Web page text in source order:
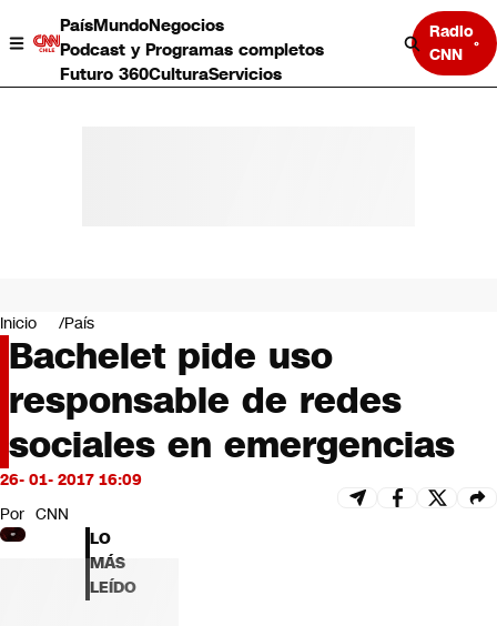
PaísMundoNegocios
Podcast y Programas completos
Futuro 360CulturaServicios
Radio
CNN
Negocios
Deportes
Programas completos
Cultura
Servicios
Bits
CNN tiempo
Futuro 360
Opinión
Inicio País
Bachelet pide uso
responsable de redes
sociales en emergencias
26- 01- 2017 16:09
Por CNN
LO
MÁS
LEÍDO